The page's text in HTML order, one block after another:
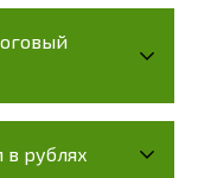
рублях